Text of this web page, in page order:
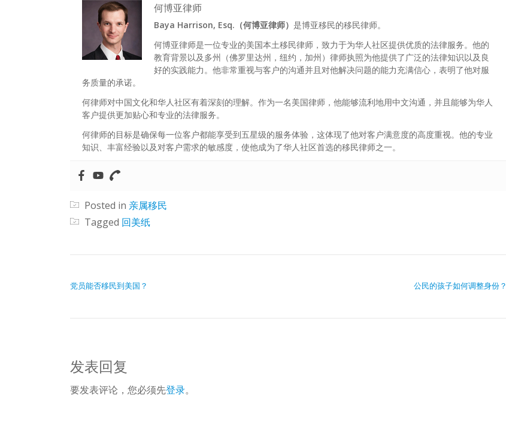
何博亚律师
Baya Harrison, Esq.（何博亚律师） 是博亚移民的移民律师。
何博亚律师是一位专业的美国本土移民律师，致力于为华人社区提供优质的法律服务。他的
教育背景以及多州（佛罗里达州，纽约，加州）律师执照为他提供了广泛的法律知识以及良
好的实践能力。他非常重视与客户的沟通并且对他解决问题的能力充满信心，表明了他对服
务质量的承诺。
何律师对中国文化和华人社区有着深刻的理解。作为一名美国律师，他能够流利地用中文沟通，并且能够为华人
客户提供更加贴心和专业的法律服务。
何律师的目标是确保每一位客户都能享受到五星级的服务体验，这体现了他对客户满意度的高度重视。他的专业
知识、丰富经验以及对客户需求的敏感度，使他成为了华人社区首选的移民律师之一。
Posted in 亲属移民
Tagged 回美纸
党员能否移民到美国？ 公民的孩子如何调整身份？
发表回复
要发表评论，您必须先登录。